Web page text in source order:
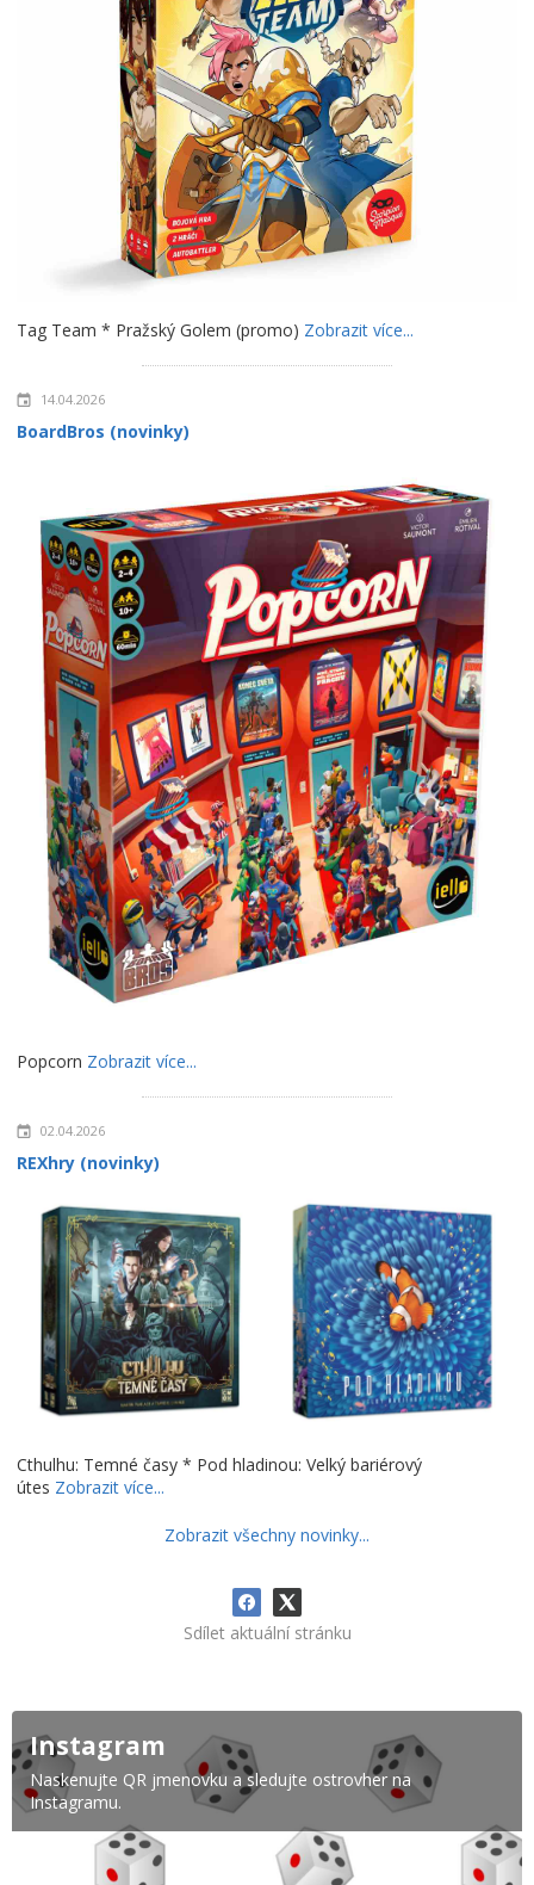
Tag Team * Pražský Golem (promo) Zobrazit více...
14.04.2026
BoardBros (novinky)
Popcorn Zobrazit více...
02.04.2026
REXhry (novinky)
Cthulhu: Temné časy * Pod hladinou: Velký bariérový
útes Zobrazit více...
Zobrazit všechny novinky...
Sdílet aktuální stránku
Instagram
Naskenujte QR jmenovku a sledujte ostrovher na
Instagramu.